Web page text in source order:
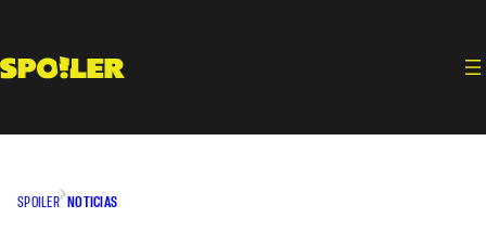
contenido
SPOILER NOTICIAS